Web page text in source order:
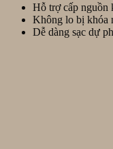
Hỗ trợ cấp nguồn
Không lo bị khóa
Dễ dàng sạc dự